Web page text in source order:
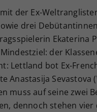
der Ex-
drei
Ekaterina
der
Lettland bot Ex-
Anastasija Sevastova
muss auf seine zwei
dennoch stehen